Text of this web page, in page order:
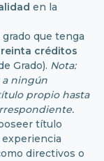
en la
que tenga
créditos
Grado). Nota:
a ningún
propio hasta
título
directivos o